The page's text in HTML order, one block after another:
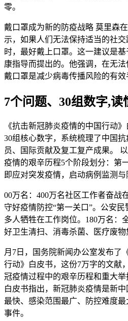
零。
戴口罩成为新的防疫战略 莫里森
示，如果人们无法保持适当的社
时，最好戴上口罩。这一建议是
康指导而提出的。他强调，在无
戴口罩是减少病毒传播风险的有效
7个问题、30组数字,读
《抗击新冠肺炎疫情的中国行动
30组核心数字，系统梳理了中国
员、国际贡献及复工复产成果。
疫情的艰辛历程5个阶段划分：第
即应对突发疫情，启动病例监测与
00万名：400万名社区工作者奋战
守好疫情防控“第一关口”。公安
多人牺牲在工作岗位。180万名：
好卫生清扫、消毒杀菌、医疗废物
月7日，国务院新闻办公室发布了
行动》白皮书，这份7万字的文献
冠疫情过程中的艰辛历程和重大
白皮书指出，新冠肺炎疫情是新
最快、感染范围最广、防控难度
事件。